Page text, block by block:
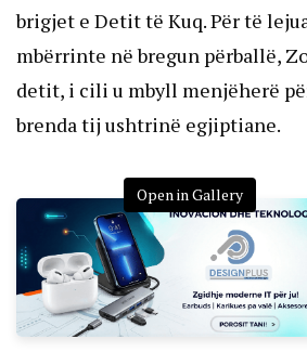
brigjet e Detit të Kuq. Për të
mbërrinte në bregun përballë,
detit, i cili u mbyll menjëherë
brenda tij ushtrinë egjiptiane.
Open in Gallery